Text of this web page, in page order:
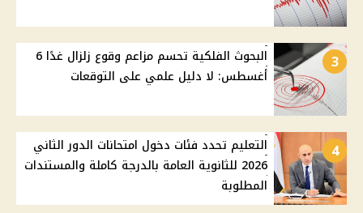
3
البحوث الفلكية تحسم مزاعم وقوع زلزال غدًا 6
أغسطس: لا دليل علمي على التوقعات
4
التعليم تحدد فئات دخول امتحانات الدور الثاني
2026 للثانوية العامة بالدرجة كاملة والمستندات
المطلوبة